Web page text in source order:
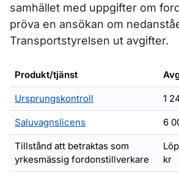
samhället med uppgifter om
pröva en ansökan om
Transportstyrelsen ut avgifter.
Produkt/tjänst
Ursprungskontroll 1
Saluvagnslicens 6
Tillstånd att betraktas som
yrkesmässig fordonstillverkare
kr